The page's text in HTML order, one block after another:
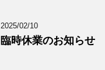
2025/02/10
臨時休業のお知らせ